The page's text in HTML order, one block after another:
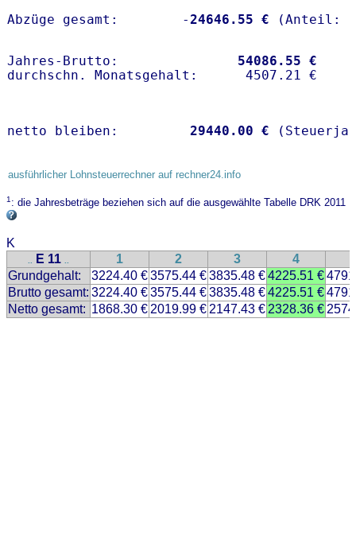
Abzüge gesamt:        -24646.55 €
Jahres-Brutto: 54086.55 €
netto bleiben: 29440.00 €
ausführlicher Lohnsteuerrechner auf rechner24.info
1: die Jahresbeträge beziehen sich auf die ausgewählte Tabelle DRK 2011
K
.. E 11 .. 1 2 3 4
Grundgehalt:
3224.40 €3575.44 €3835.48 €4225.51 €
Brutto gesamt: 3224.40 €3575.44 €3835.48 €4225.51 €
Netto gesamt: 1868.30 € 2019.99 € 2147.43 € 2328.36 €